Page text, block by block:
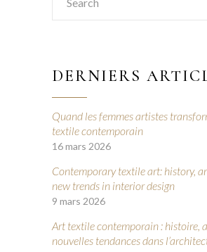
DERNIERS
Quand les femmes artistes
textile contemporain
16 mars 2026
Contemporary textile art: history,
new trends in interior design
9 mars 2026
Art textile contemporain : histoire,
nouvelles tendances dans